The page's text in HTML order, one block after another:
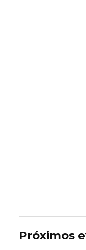
Próximos